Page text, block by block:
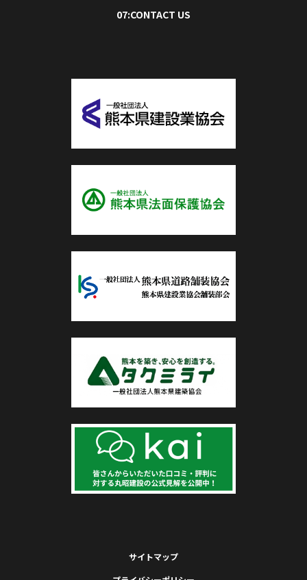
07:CONTACT US
サイトマップ